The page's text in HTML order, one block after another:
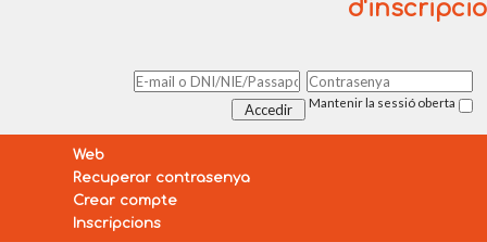
Mantenir la sessió oberta
Web
Recuperar contrasenya
Crear compte
Inscripcions